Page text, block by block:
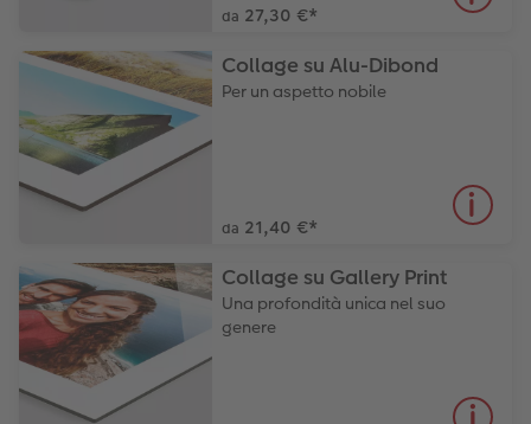
da 27,30 €*
Collage su Alu-Dibond
Per un aspetto nobile
da 21,40 €*
Collage su Gallery Print
Una profondità unica nel suo
genere